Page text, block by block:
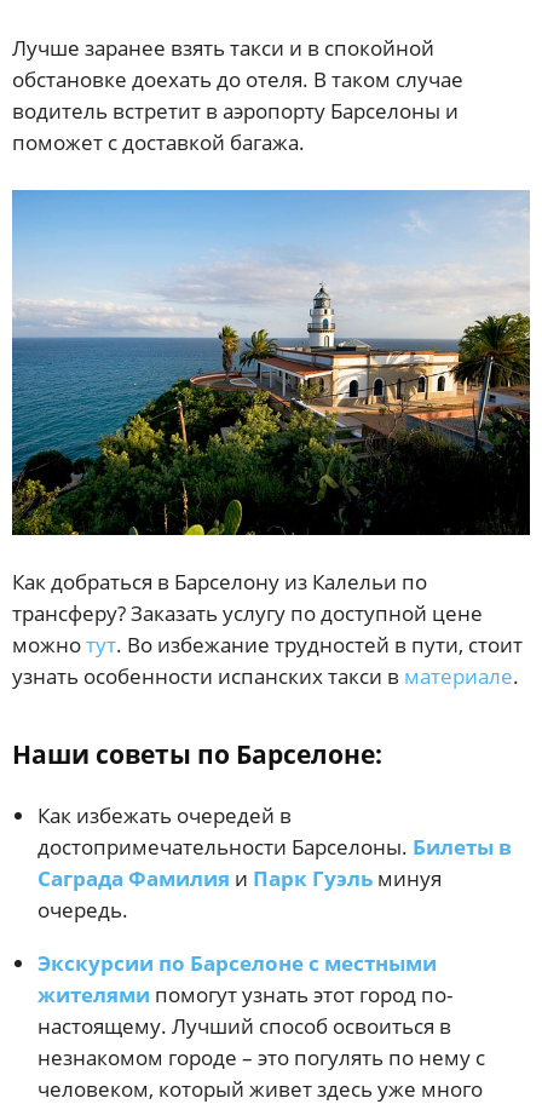
Лучше заранее взять такси и в спокойной
обстановке доехать до отеля. В таком случае
водитель встретит в аэропорту Барселоны и
поможет с доставкой багажа.
Как добраться в Барселону из Калельи по
трансферу? Заказать услугу по доступной цене
можнотут. Во избежание трудностей в пути, стоит
узнать особенности испанских такси в материале.
Наши советы по Барселоне:
Как избежать очередей в
достопримечательности Барселоны. Билеты в
Саграда Фамилия и Парк Гуэль минуя
очередь.
Экскурсии по Барселоне с местными
жителями помогут узнать этот город по-
настоящему. Лучший способ освоиться в
незнакомом городе – это погулять по нему с
человеком, который живет здесь уже много